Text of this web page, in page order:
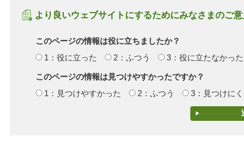
より良いウェブサイトにするためにみなさまのご
このページの情報は役に立ちましたか？
1：役に立った
2：ふつう 3：役に立たなかった
このページの情報は見つけやすかったですか？
1：見つけやすかった
2：ふつう 3：見つけに